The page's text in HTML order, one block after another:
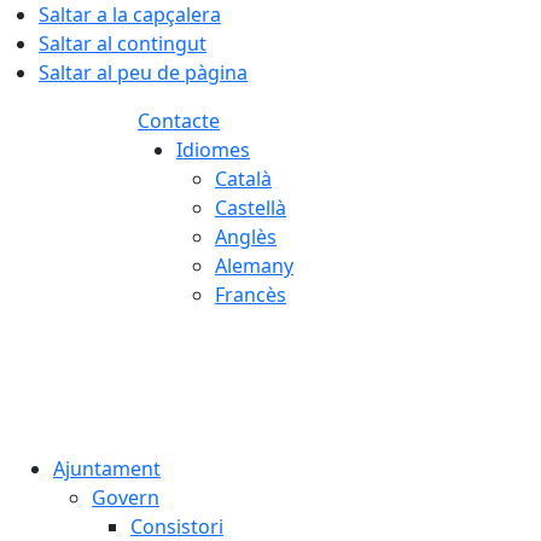
Saltar a la capçalera
Saltar al contingut
Saltar al peu de pàgina
Contacte
Idiomes
Català
Castellà
Anglès
Alemany
Francès
Ajuntament
Govern
Consistori